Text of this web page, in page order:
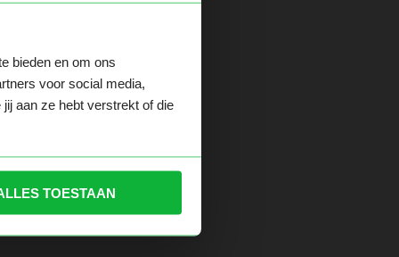
bieden en om ons
voor social media,
aan ze hebt verstrekt of die
TOESTAAN